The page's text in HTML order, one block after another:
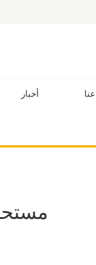
أخبار